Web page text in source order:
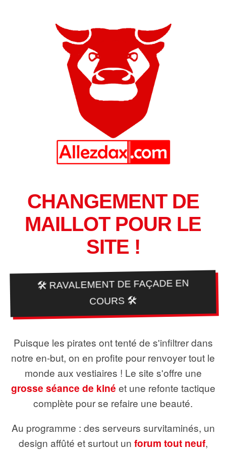
CHANGEMENT DE
MAILLOT POUR LE
SITE !
🛠️ RAVALEMENT DE FAÇADE EN
COURS 🛠️
Puisque les pirates ont tenté de s'infiltrer dans
notre en-but, on en profite pour renvoyer tout le
monde aux vestiaires ! Le site s'offre une
grosse séance de kiné et une refonte tactique
complète pour se refaire une beauté.
Au programme : des serveurs survitaminés, un
design affûté et surtout un forum tout neuf,